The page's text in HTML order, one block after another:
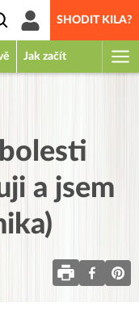
SHODIT KILA?
Jak začít
a jsem